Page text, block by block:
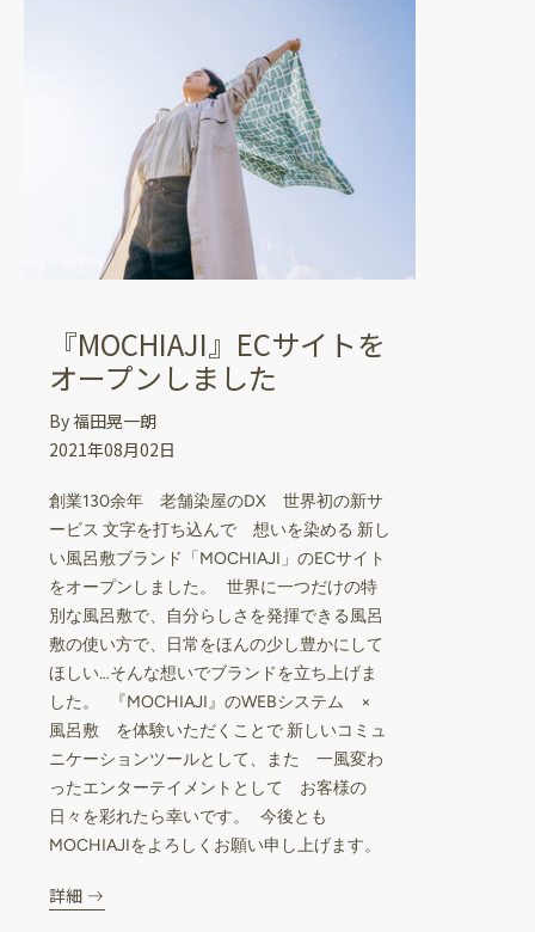
『MOCHIAJI』ECサイトを
オープンしました
By 福田晃一朗
2021年08月02日
創業130余年 老舗染屋のDX 世界初の新サ
ービス 文字を打ち込んで 想いを染める 新し
い風呂敷ブランド「MOCHIAJI」のECサイト
をオープンしました。 世界に一つだけの特
別な風呂敷で、自分らしさを発揮できる風呂
敷の使い方で、日常をほんの少し豊かにして
ほしい…そんな想いでブランドを立ち上げま
した。 『MOCHIAJI』のWEBシステム ×
風呂敷 を体験いただくことで 新しいコミュ
ニケーションツールとして、また 一風変わ
ったエンターテイメントとして お客様の
日々を彩れたら幸いです。 今後とも
MOCHIAJIをよろしくお願い申し上げます。
詳細